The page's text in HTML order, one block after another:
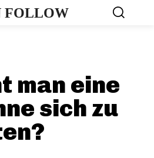
FOLLOW
man eine
sich zu